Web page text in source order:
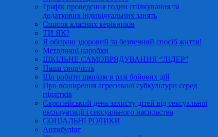
Графік проведення годин спілкування та
додаткових індивідуальних занять
Список класних керівників
ТИ ЯК?
Я обираю здоровий та безпечний спосіб життя!
Методичні наробки
ШКІЛЬНЕ САМОВРЯДУВАННЯ “ЛІДЕР”
Наша творчість
Що робити школам в разі бойових дій
Про поширення агресивної субкультури серед
підлітків
Європейський день захисту дітей від сексуальної
експлуатації і сексуального насильства
СОЦІАЛЬНІ РОЛИКИ
Антибулінг